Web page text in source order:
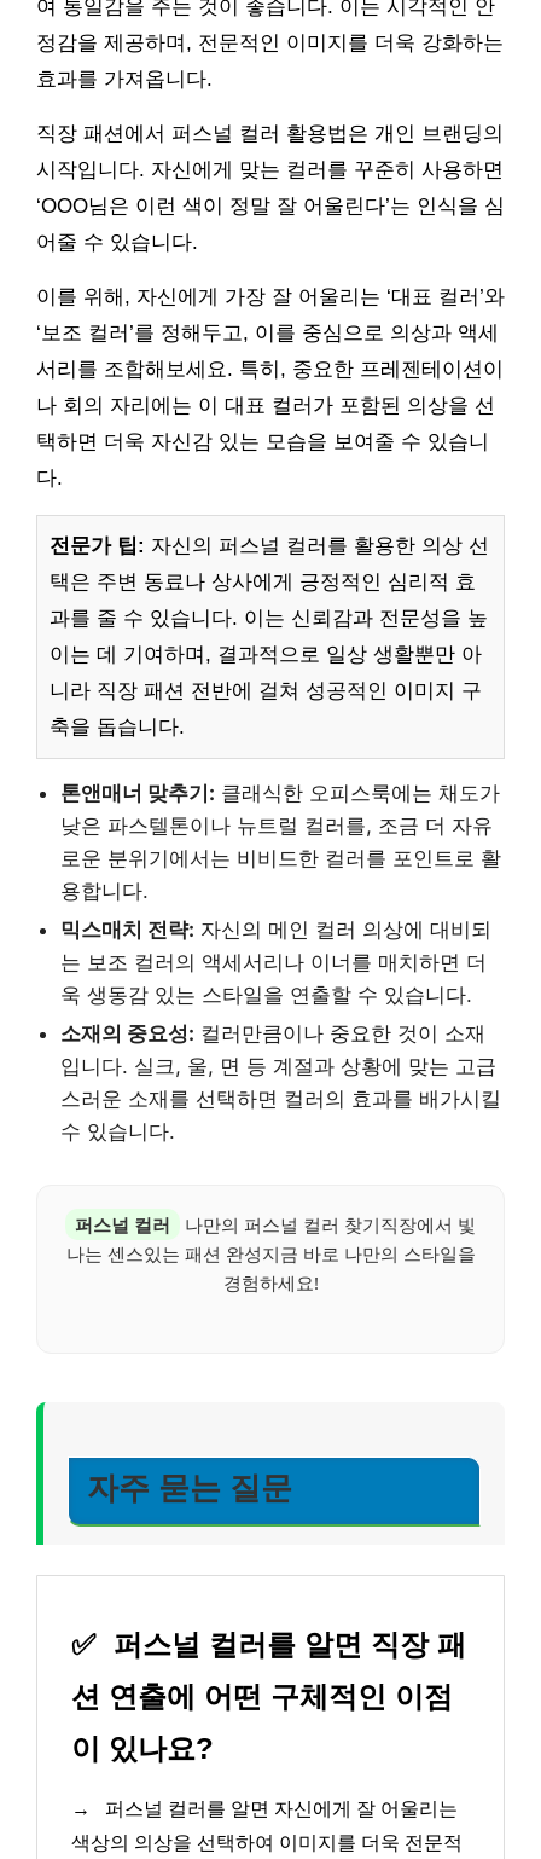
여 통일감을 주는 것이 좋습니다. 이는 시각적인 안
정감을 제공하며, 전문적인 이미지를 더욱 강화하는
효과를 가져옵니다.
직장 패션에서 퍼스널 컬러 활용법은 개인 브랜딩의
시작입니다. 자신에게 맞는 컬러를 꾸준히 사용하면
‘OOO님은 이런 색이 정말 잘 어울린다’는 인식을 심
어줄 수 있습니다.
이를 위해, 자신에게 가장 잘 어울리는 ‘대표 컬러’와
‘보조 컬러’를 정해두고, 이를 중심으로 의상과 액세
서리를 조합해보세요. 특히, 중요한 프레젠테이션이
나 회의 자리에는 이 대표 컬러가 포함된 의상을 선
택하면 더욱 자신감 있는 모습을 보여줄 수 있습니
다.
전문가 팁: 자신의 퍼스널 컬러를 활용한 의상 선
택은 주변 동료나 상사에게 긍정적인 심리적 효
과를 줄 수 있습니다. 이는 신뢰감과 전문성을 높
이는 데 기여하며, 결과적으로 일상 생활뿐만 아
니라 직장 패션 전반에 걸쳐 성공적인 이미지 구
축을 돕습니다.
톤앤매너 맞추기: 클래식한 오피스룩에는 채도가
낮은 파스텔톤이나 뉴트럴 컬러를, 조금 더 자유
로운 분위기에서는 비비드한 컬러를 포인트로 활
용합니다.
믹스매치 전략: 자신의 메인 컬러 의상에 대비되
는 보조 컬러의 액세서리나 이너를 매치하면 더
욱 생동감 있는 스타일을 연출할 수 있습니다.
소재의 중요성: 컬러만큼이나 중요한 것이 소재
입니다. 실크, 울, 면 등 계절과 상황에 맞는 고급
스러운 소재를 선택하면 컬러의 효과를 배가시킬
수 있습니다.
퍼스널 컬러
나만의 퍼스널 컬러 찾기직장에서 빛
나는 센스있는 패션 완성지금 바로 나만의 스타일을
경험하세요!
자주 묻는 질문
✅ 퍼스널 컬러를 알면 직장 패
션 연출에 어떤 구체적인 이점
이 있나요?
→
퍼스널 컬러를 알면 자신에게 잘 어울리는
색상의 의상을 선택하여 이미지를 더욱 전문적